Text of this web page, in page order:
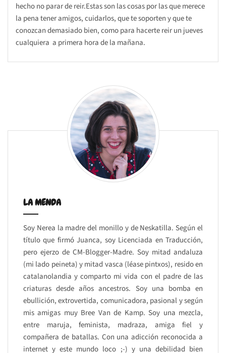
hecho no parar de reir.Estas son las cosas por las que merece
la pena tener amigos, cuidarlos, que te soporten y que te
conozcan demasiado bien, como para hacerte reir un jueves
cualquiera a primera hora de la mañana.
LA MENDA
Soy Nerea la madre del monillo y de Neskatilla. Según el
título que firmó Juanca, soy Licenciada en Traducción,
pero ejerzo de CM-Blogger-Madre. Soy mitad andaluza
(mi lado peineta) y mitad vasca (léase pintxos), resido en
catalanolandia y comparto mi vida con el padre de las
criaturas desde años ancestros. Soy una bomba en
ebullición, extrovertida, comunicadora, pasional y según
mis amigas muy Bree Van de Kamp. Soy una mezcla,
entre maruja, feminista, madraza, amiga fiel y
compañera de batallas. Con una adicción reconocida a
internet y este mundo loco ;-) y una debilidad bien